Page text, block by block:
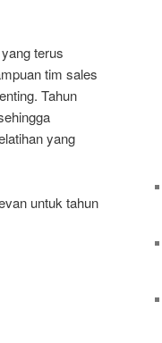
terus
tim sales
Tahun
yang
untuk tahun